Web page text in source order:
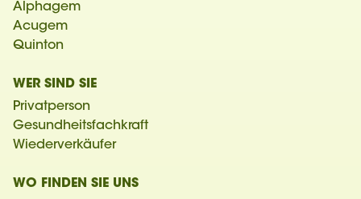
Alphagem
Acugem
Quinton
WER SIND SIE
Privatperson
Gesundheitsfachkraft
Wiederverkäufer
WO FINDEN SIE UNS